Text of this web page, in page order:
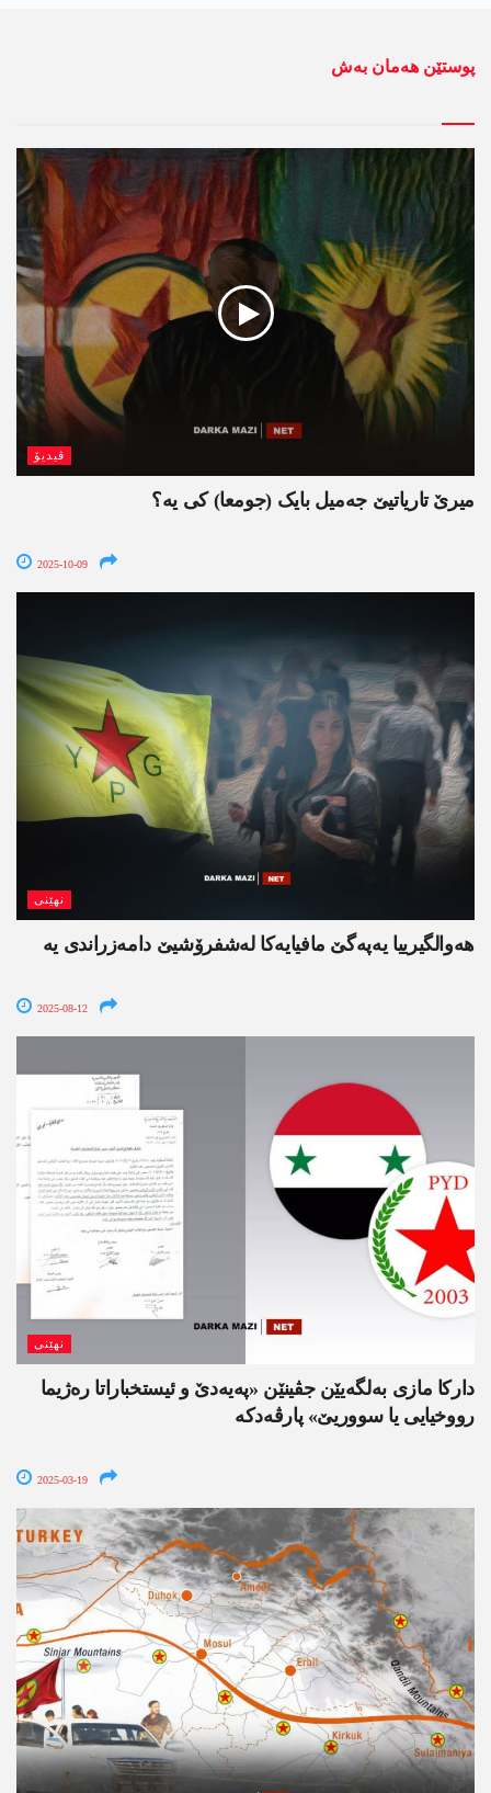
پوستێن ھەمان بەش
ڤیدیۆ
میرێ تاریاتیێ جەمیل بایک (جومعا) کی یە؟
2025-10-09
نھێنی
هه‌والگیرییا یه‌په‌گێ مافیایه‌كا له‌شفرۆشیێ دامه‌زراندی یه‌
2025-08-12
نھێنی
داركا مازی به‌لگه‌یێن جڤینێن «په‌یه‌دێ و ئیستخباراتا ره‌ژیما
رووخیایی یا سووریێ» پارڤه‌دكه
2025-03-19